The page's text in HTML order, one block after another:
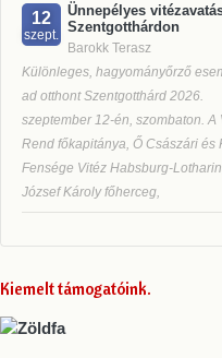
12
szept.
Ünnepélyes
Szentgotthárdon
Barokk Terasz
Különleges, hagyományőrző
ad otthont Szentgotthárd 2026.
szeptember 12-én, szombaton. A
Rend főkapitánya, Ő Császári és
Fensége Vitéz Habsburg-
József Károly főherceg,
Kiemelt támogatóink